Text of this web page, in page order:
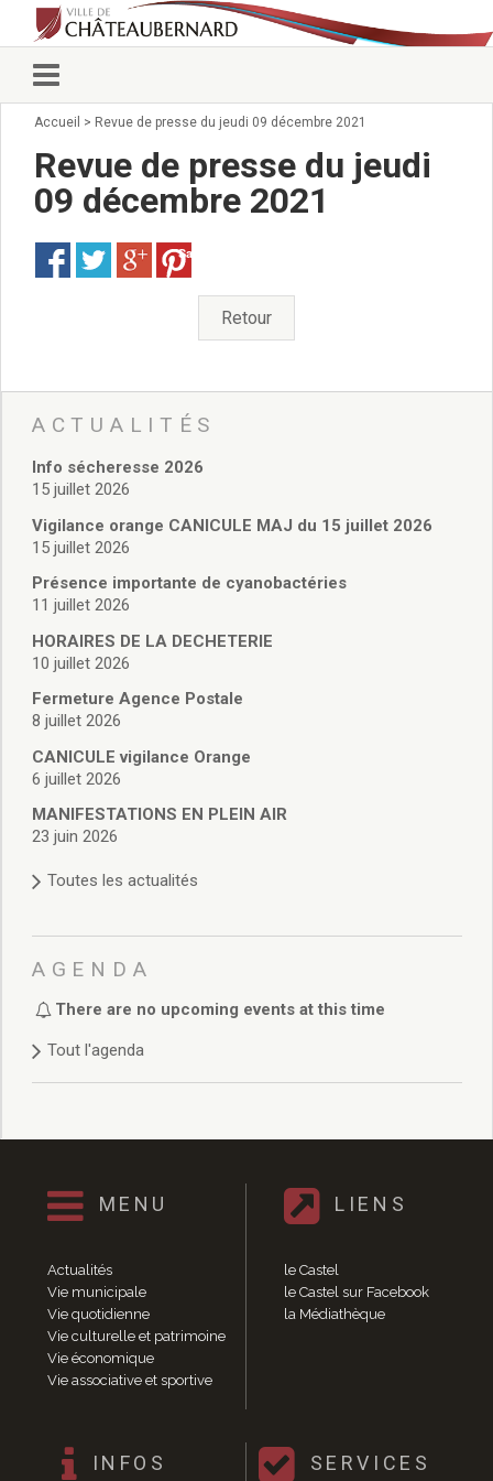
Vie municipale
Conseillers municipaux
Commissions 2026
Arrêtés du Maire
Services municipaux
Pour venir nous voir
administratives
Services Techniques
Affaires Scolaires
Vie associative
Police Municipale/règlementation
Cimetière/réglementation funéraire
Services en ligne
Licences boissons
Cadastre
Actes d’état civil
Budget de Fonctionnement
Budget d’Investissement
Conseils municipaux
Règlement du conseil municipal
Délibérations 2025
Délibérations 2022
Délibérations 2021
Délibérations 2020
Délibérations 2019
Délibérations 2018
Délibérations 2014
Délibérations 2013
Délibérations 2011
Délibérations 2010
Délibérations 2009
Délibérations 2008
Agenda réunions publiques
Marchés publics
Vie quotidienne
Accueil > Revue de presse du jeudi 09 décembre 2021
Revue de presse du jeudi
09 décembre 2021
Save
Retour
ACTUALITÉS
Info sécheresse 2026
15 juillet 2026
Vigilance orange CANICULE MAJ du 15 juillet 2026
15 juillet 2026
Présence importante de cyanobactéries
11 juillet 2026
HORAIRES DE LA DECHETERIE
10 juillet 2026
Fermeture Agence Postale
8 juillet 2026
CANICULE vigilance Orange
6 juillet 2026
MANIFESTATIONS EN PLEIN AIR
23 juin 2026
Toutes les actualités
AGENDA
There are no upcoming events at this time
Tout l'agenda
MENU
Actualités
Vie municipale
Vie quotidienne
Vie culturelle et patrimoine
Vie économique
Vie associative et sportive
LIENS
le Castel
le Castel sur Facebook
la Médiathèque
INFOS SERVICES